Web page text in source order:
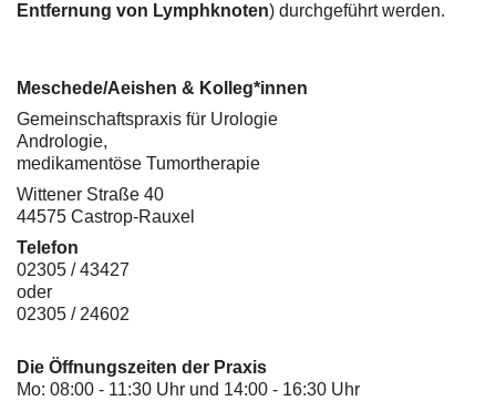
Entfernung von Lymphknoten) durchgeführt werden.
Meschede/Aeishen & Kolleg*innen
Gemeinschaftspraxis für Urologie
Andrologie,
medikamentöse Tumortherapie
Wittener Straße 40
44575 Castrop-Rauxel
Telefon
02305 / 43427
oder
02305 / 24602
Die Öffnungszeiten der Praxis
Mo: 08:00 - 11:30 Uhr und 14:00 - 16:30 Uhr